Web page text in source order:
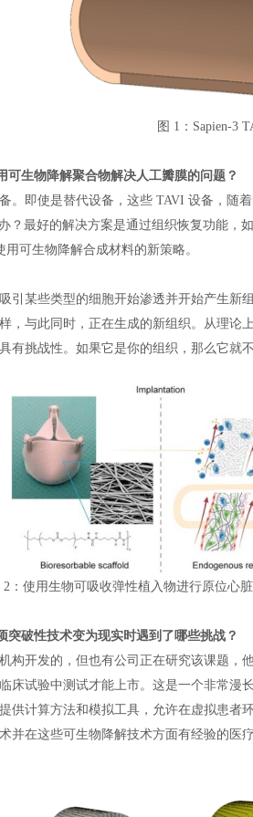
图 1：Sapien-3
可生物降解聚合物解决人工瓣膜的问题？
。即使是替代设备，这些 TAVI 设备，随
？最好的解决方案是通过组织恢复功能
可生物降解合成材料的新策略。
引某些类型的细胞开始渗透并开始产生
，与此同时，正在生成的新组织。从理
有挑战性。如果它是你的组织，那么它就
2：使用生物可吸收弹性植入物进行原位
突破性技术变为现实时遇到了哪些挑战？
构开发的，但也有公司正在研究该课题
床试验中测试才能上市。这是一个非常漫
供计算方法和模拟工具，允许在虚拟患
并在这些可生物降解技术方面有经验的
汽车交通